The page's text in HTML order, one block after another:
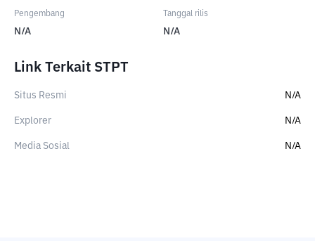
Pengembang
N/A
Tanggal rilis
N/A
Link Terkait STPT
Situs Resmi N/A
Explorer N/A
Media Sosial N/A